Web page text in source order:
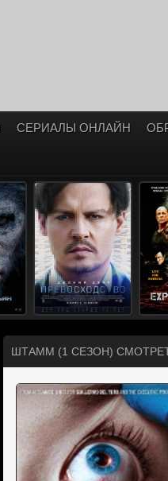
СЕРИАЛЫ ОНЛАЙН
ШТАММ (1 СЕЗОН)